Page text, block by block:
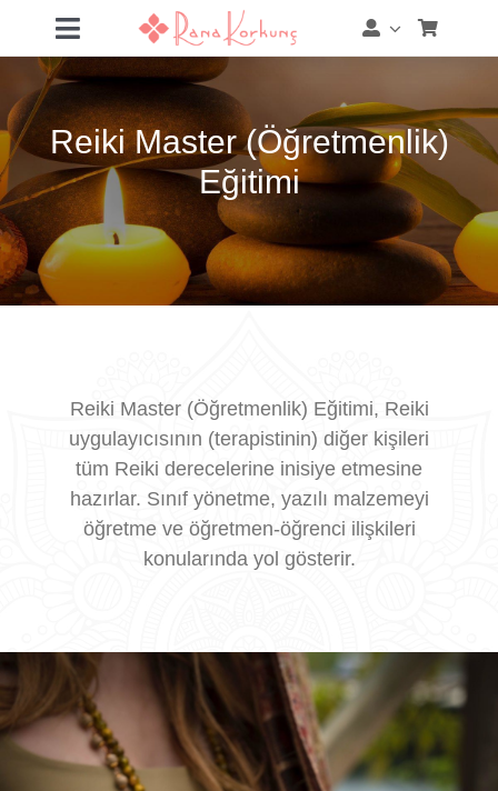
content
Toggle
Navigation
Hakkımda
Hizmetler
Eğitimler
Eğitim Takvimi
Reiki Master (Öğretmenlik)
Eğitimi
Reiki Master (Öğretmenlik) Eğitimi, Reiki
uygulayıcısının (terapistinin) diğer kişileri
tüm Reiki derecelerine inisiye etmesine
hazırlar. Sınıf yönetme, yazılı malzemeyi
öğretme ve öğretmen-öğrenci ilişkileri
konularında yol gösterir.